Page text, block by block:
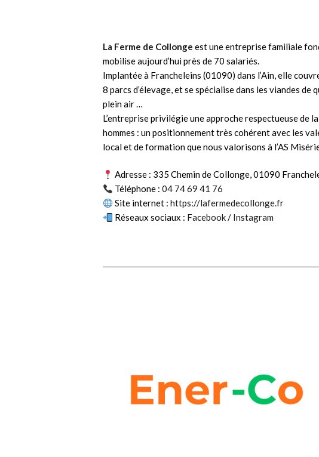
La Ferme de Collonge est une entreprise familiale
mobilise aujourd’hui près de 70 salariés.
Implantée à Francheleins (01090) dans l’Ain, elle
8 parcs d’élevage, et se spécialise dans les viandes
plein air …
L’entreprise privilégie une approche respectueuse de
hommes : un positionnement très cohérent avec les
local et de formation que nous valorisons à l’AS
Adresse : 335 Chemin de Collonge, 01090
Téléphone :04 74 69 41 76
Site internet :https://lafermedecollonge.fr
Réseaux sociaux : Facebook/ Instagram
ENER-CO
« En tant qu’entreprise locale intervenant dans la